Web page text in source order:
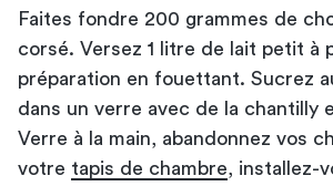
Faites fondre 200 grammes de
corsé. Versez 1 litre de lait petit à
préparation en fouettant. Sucrez
dans un verre avec de la chantilly
Verre à la main, abandonnez vos
votre tapis de chambre , installez-